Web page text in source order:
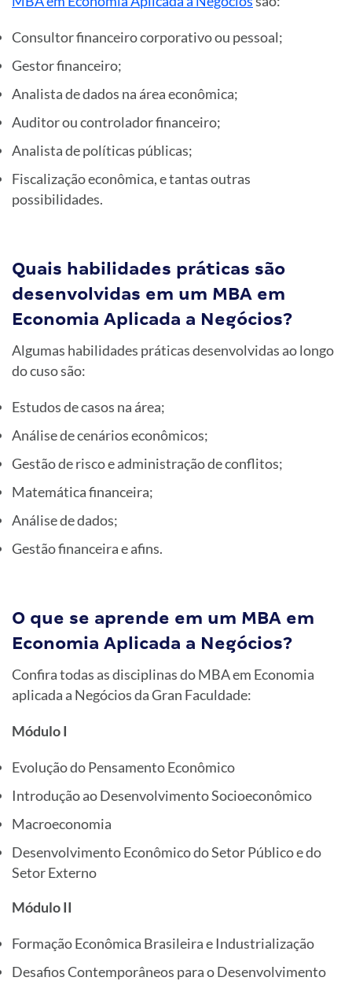
Consultor financeiro corporativo ou pessoal;
Gestor financeiro;
Analista de dados na área econômica;
Auditor ou controlador financeiro;
Analista de políticas públicas;
Fiscalização econômica, e tantas outras
possibilidades.
Quais habilidades práticas são
desenvolvidas em um MBA em
Economia Aplicada a Negócios?
Algumas habilidades práticas desenvolvidas ao longo
do cuso são:
Estudos de casos na área;
Análise de cenários econômicos;
Gestão de risco e administração de conflitos;
Matemática financeira;
Análise de dados;
Gestão financeira e afins.
O que se aprende em um MBA em
Economia Aplicada a Negócios?
Confira todas as disciplinas do MBA em Economia
aplicada a Negócios da Gran Faculdade:
Módulo I
Evolução do Pensamento Econômico
Introdução ao Desenvolvimento Socioeconômico
Macroeconomia
Desenvolvimento Econômico do Setor Público e do
Setor Externo
Módulo II
Formação Econômica Brasileira e Industrialização
Desafios Contemporâneos para o Desenvolvimento